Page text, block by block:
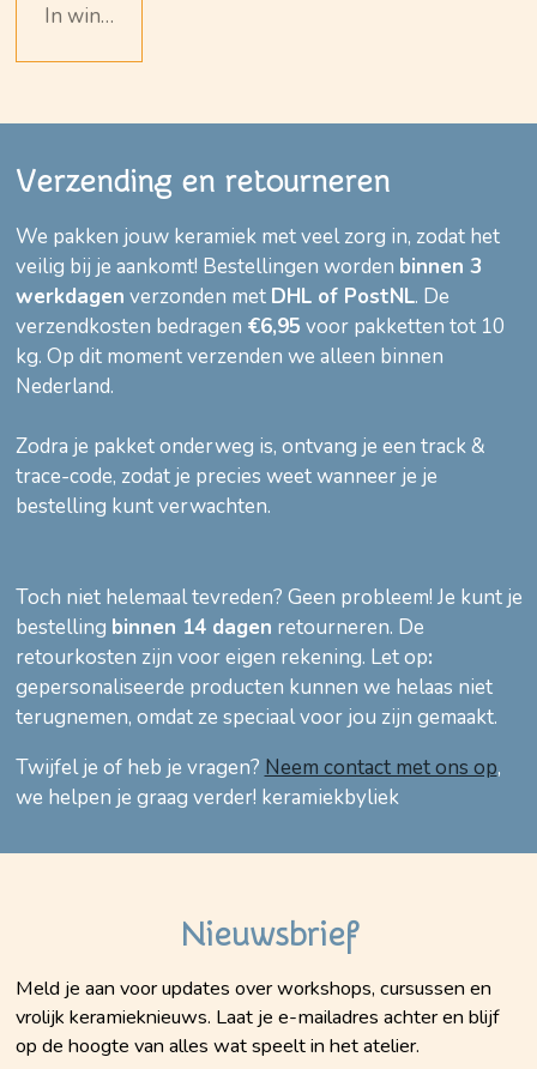
In winkelwagen
Verzending en retourneren
We pakken jouw keramiek met veel zorg in, zodat het
veilig bij je aankomt! Bestellingen worden binnen 3
werkdagen verzonden met DHL of PostNL. De
verzendkosten bedragen €6,95 voor pakketten tot 10
kg. Op dit moment verzenden we alleen binnen
Nederland.
Zodra je pakket onderweg is, ontvang je een track &
trace-code, zodat je precies weet wanneer je je
bestelling kunt verwachten.
Toch niet helemaal tevreden? Geen probleem! Je kunt je
bestelling binnen 14 dagen retourneren. De
retourkosten zijn voor eigen rekening. Let op:
gepersonaliseerde producten kunnen we helaas niet
terugnemen, omdat ze speciaal voor jou zijn gemaakt.
Twijfel je of heb je vragen? Neem contact met ons op,
we helpen je graag verder! keramiekbyliek
Nieuwsbrief
Meld je aan voor updates over workshops, cursussen en
vrolijk keramieknieuws. Laat je e-mailadres achter en blijf
op de hoogte van alles wat speelt in het atelier.